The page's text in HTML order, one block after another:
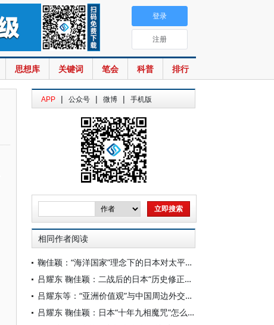
思想库 关键词 笔会 科普 排行
登录
注册
APP | 公众号 | 微博 | 手机版
相同作者阅读
鞠佳颖：“海洋国家”理念下的日本对太平洋岛国外交
吕耀东 鞠佳颖：二战后的日本“历史修正主义”： 主要表现、成因及危害
吕耀东等：“亚洲价值观”与中国周边外交实践路径探析
吕耀东 鞠佳颖：日本“十年九相魔咒”怎么破